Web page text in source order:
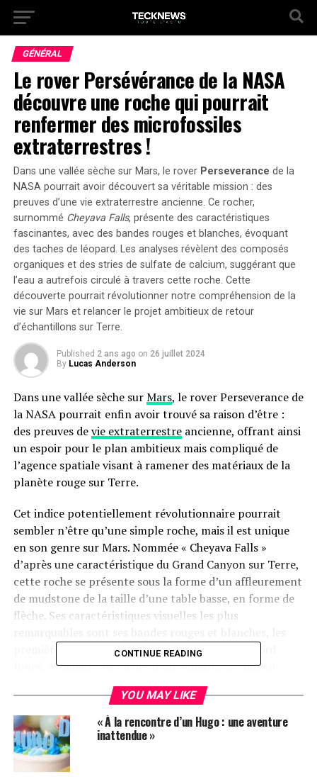
GÉNÉRAL
Le rover Persévérance de la NASA
découvre une roche qui pourrait
renfermer des microfossiles
extraterrestres !
Dans une vallée sèche sur Mars, le rover Perseverance de la
NASA pourrait avoir découvert sa véritable mission : des
preuves d’une vie extraterrestre ancienne. Ce rocher,
surnommé Cheyava Falls, présente des caractéristiques
fascinantes, avec des bandes rouges et blanches, évoquant
des taches de léopard. Les analyses révèlent des composés
organiques et des stries de sulfate de calcium, suggérant que
l’eau a autrefois circulé à travers cette roche. Cette
découverte pourrait révolutionner notre compréhension de la
vie sur Mars et relancer le projet ambitieux de retour
d’échantillons sur Terre.
Published 2 ans ago on 26 juillet 2024
By Lucas Anderson
Dans une vallée sèche surMars, le rover Perseverance de
la NASA pourrait enfin avoir trouvé sa raison d’être :
des preuves devie extraterrestreancienne, offrant ainsi
un espoir pour le plan ambitieux mais compliqué de
l’agence spatiale visant à ramener des matériaux de la
planète rouge sur Terre.
Cet indice potentiellement révolutionnaire pourrait
sembler n’être qu’une simple roche, mais il est unique
en son genre sur Mars. Nommée « Cheyava Falls »
d’après une caractéristique du Grand Canyon sur Terre,
cette roche se présente sous la forme d’un affleurement
de mudstone de la taille d’une table basse, en forme de
flèche. Ses caractéristiques visuelles les plus
premières étant parsemées de taches claires à bord
foncé, évoquant les taches d’un léopard. La couleur
rouge proviendrait probablement du minéral de fer
hématite, selon l’équipe de Perseverance. Les études du
rover ont révélé que les stries blanches sont des veines
de sulfate de calcium déposées par l’eau, et que les
bords sombres des curieuses « taches de léopard »
contiennent des molécules de phosphate de fer, une
CONTINUE READING
YOU MAY LIKE
« À la rencontre d’un Hugo : une aventure
inattendue »